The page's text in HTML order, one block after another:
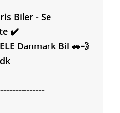
Biler - Se
✔️
Danmark Bil 🚗💨